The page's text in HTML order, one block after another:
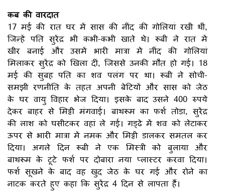
कब की वारदात
17 मई की रात घर में सास की नींद की गोलियां रखी थीं,
जिन्हें पति सुरेंद्र भी कभी-कभी खाते थे। रूबी ने रात में
खीर बनाई और उसमें भारी मात्रा में नींद की गोलियां
मिलाकर सुरेंद्र को खिला दीं, जिससे उनकी मौत हो गई। 18
मई की सुबह पति का शव पलंग पर था। रूबी ने सोची-
समझी रणनीति के तहत अपनी बेटियों और सास को जेठ
के घर वायु विहार भेज दिया। इसके बाद उसने 400 रुपये
देकर बाहर से मिट्टी मंगवाई। बाथरूम का फर्श तोड़ा, सुरेंद्र
की लाश को घसीटकर वहां ले गई। गड्ढे में शव को लेटाकर
ऊपर से भारी मात्रा में नमक और मिट्टी डालकर समतल कर
दिया। अगले दिन रूबी ने एक मिस्त्री को बुलाया और
बाथरूम के टूटे फर्श पर दोबारा नया प्लास्टर करवा दिया।
फर्श सूखने के बाद वह खुद जेठ के घर गई और रोने का
नाटक करते हुए कहा कि सुरेंद्र 4 दिन से लापता हैं।